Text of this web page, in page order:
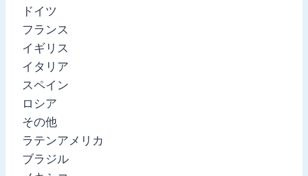
ドイツ
フランス
イギリス
イタリア
スペイン
ロシア
その他
ラテンアメリカ
ブラジル